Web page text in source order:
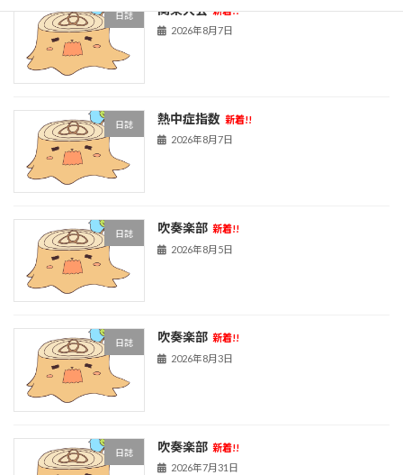
日誌 関東大会 新着!!
2026年8月7日
日誌 熱中症指数 新着!!
2026年8月7日
日誌 吹奏楽部 新着!!
2026年8月5日
日誌 吹奏楽部 新着!!
2026年8月3日
日誌 吹奏楽部 新着!!
2026年7月31日